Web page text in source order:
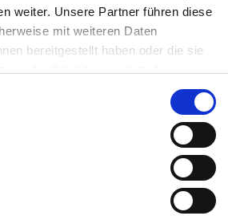
weiter. Unsere Partner führen diese
mit weiteren Daten
bereitgestellt haben oder die sie
die Cookie-Einstellungen
. Es befindet
Fußzeile zu den Einstellungen der
widerrufen oder ändern zu
eines Kamikaze-Angriffs
an, wickeln sie darin ein und
(Neutrophil Extracellular
Granulozyten machen einen